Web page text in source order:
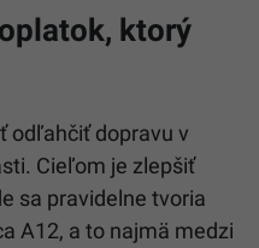
ktorý
odľahčiť dopravu v
Cieľom je zlepšiť
sa pravidelne tvoria
A12, a to najmä medzi